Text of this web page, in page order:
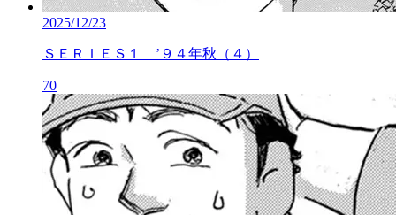
2025/12/23
ＳＥＲＩＥＳ１ ’９４年秋（４）
70